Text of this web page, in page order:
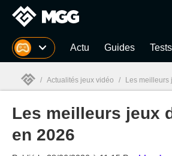
MGG Actu Guides Tests
MGG
/ Actualités jeux vidéo / Les meilleurs
Les meilleurs jeux
en 2026